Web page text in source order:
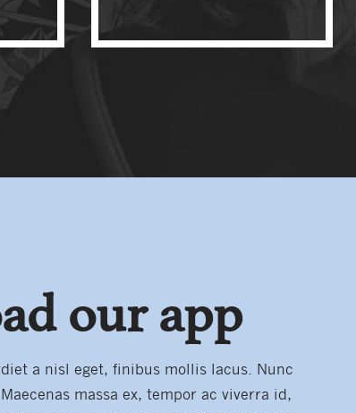
our app
a nisl eget, finibus mollis lacus. Nunc
massa ex, tempor ac viverra id,